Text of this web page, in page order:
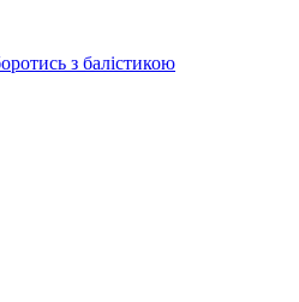
з балістикою